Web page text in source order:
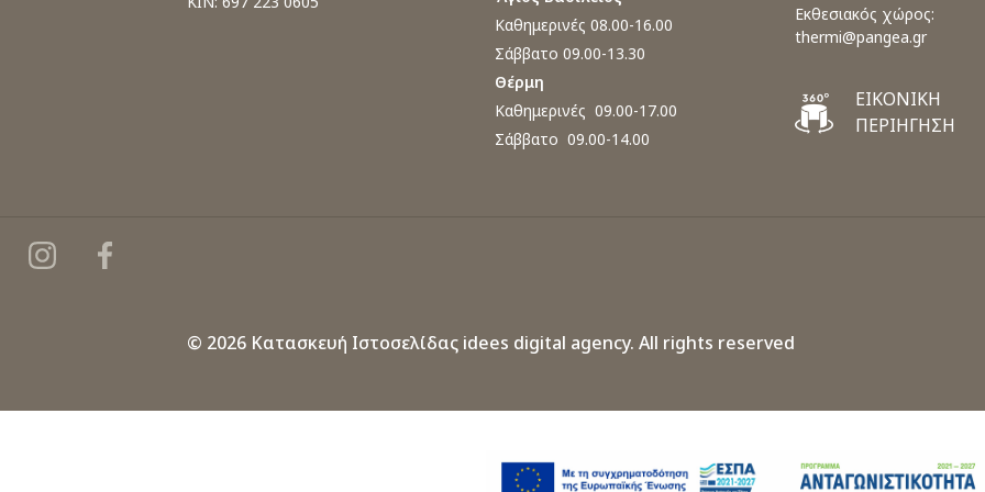
Καθημερινές 08.00-16.00
Σάββατο 09.00-13.30
Θέρμη
Καθημερινές 09.00-17.00
Σάββατο 09.00-14.00
Εκθεσιακός χώρος:
thermi@pangea.gr
ΕΙΚΟΝΙΚΗ
ΠΕΡΙΗΓΗΣΗ
© 2026 Κατασκευή Ιστοσελίδας idees digital agency. All rights reserved